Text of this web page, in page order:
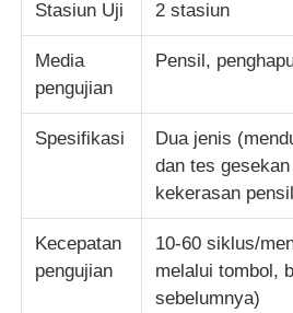
Mesin Uji Dampak
mesin pengujian abrasi
peralatan pengujian karet
Peralatan Pengujian Alas Kaki
Stasiun Uji 2 stasiun
Media
pengujian
Pensil,
Spesifikasi
Dua jenis
dan tes
kekerasan
Kecepatan
pengujian
10-60 siklus/
melalui tombol,
sebelumnya)